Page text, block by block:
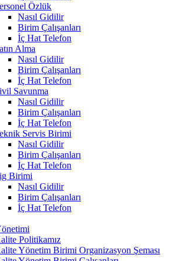
Özlük
Nasıl Gidilir
Birim Çalışanları
İç Hat Telefon
Alma
Nasıl Gidilir
Birim Çalışanları
İç Hat Telefon
Savunma
Nasıl Gidilir
Birim Çalışanları
İç Hat Telefon
Servis Birimi
Nasıl Gidilir
Birim Çalışanları
İç Hat Telefon
Birimi
Nasıl Gidilir
Birim Çalışanları
İç Hat Telefon
Politikamız
Yönetim Birimi Organizasyon Şeması